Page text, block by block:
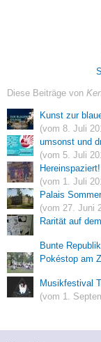
Diese Beiträge von
Kunst zur
(vom 8. Juli
umsonst und
(vom 5. Juli
(vom 1. Juli
Palais
(vom 27. Juni
Rarität auf
Bunte
Pokéstop am
Musikfestival
(vom 1.